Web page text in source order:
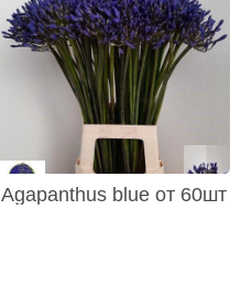
Agapanthus blue от 60шт